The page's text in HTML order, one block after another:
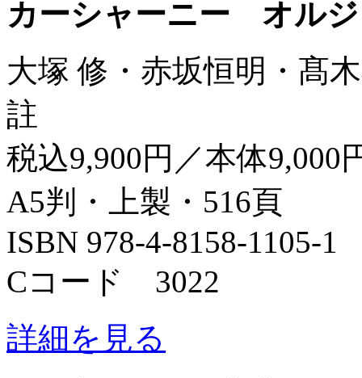
カーシャーニー オル
大塚 修・赤坂恒明・髙
註
税込9,900円／本体9,000
A5判・上製・516頁
ISBN 978-4-8158-1105-1
Cコード 3022
詳細を見る